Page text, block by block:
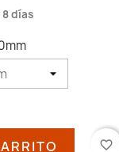
días
favorite_border